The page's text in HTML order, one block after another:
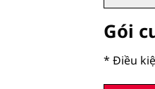
Gói
* Điều